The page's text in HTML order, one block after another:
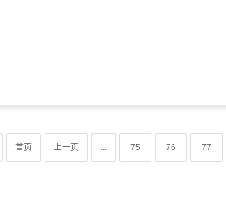
首页 上一页 75 76 77